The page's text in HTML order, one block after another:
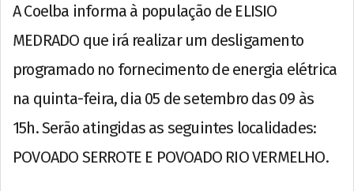
A Coelba informa à população de ELISIO
MEDRADO que irá realizar um desligamento
programado no fornecimento de energia elétrica
na quinta-feira, dia 05 de setembro das 09 às
15h. Serão atingidas as seguintes localidades:
POVOADO SERROTE E POVOADO RIO VERMELHO.